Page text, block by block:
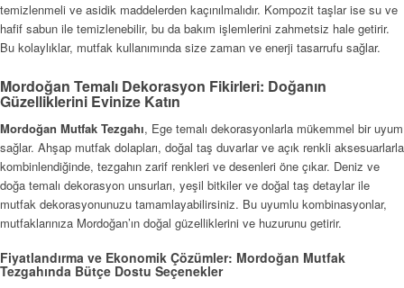
temizlenmeli ve asidik maddelerden kaçınılmalıdır. Kompozit taşlar ise su ve
hafif sabun ile temizlenebilir, bu da bakım işlemlerini zahmetsiz hale getirir.
Bu kolaylıklar, mutfak kullanımında size zaman ve enerji tasarrufu sağlar.
Mordoğan Temalı Dekorasyon Fikirleri: Doğanın
Güzelliklerini Evinize Katın
Mordoğan Mutfak Tezgahı, Ege temalı dekorasyonlarla mükemmel bir uyum
sağlar. Ahşap mutfak dolapları, doğal taş duvarlar ve açık renkli aksesuarlarla
kombinlendiğinde, tezgahın zarif renkleri ve desenleri öne çıkar. Deniz ve
doğa temalı dekorasyon unsurları, yeşil bitkiler ve doğal taş detaylar ile
mutfak dekorasyonunuzu tamamlayabilirsiniz. Bu uyumlu kombinasyonlar,
mutfaklarınıza Mordoğan’ın doğal güzelliklerini ve huzurunu getirir.
Fiyatlandırma ve Ekonomik Çözümler: Mordoğan Mutfak
Tezgahında Bütçe Dostu Seçenekler